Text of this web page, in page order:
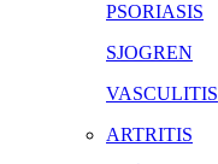
PSORIASIS
SJOGREN
VASCULITIS
ARTRITIS